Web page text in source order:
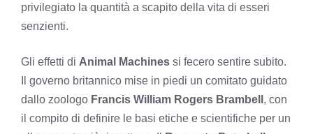
privilegiato la quantità a scapito della vita di esseri
senzienti.
Gli effetti di Animal Machines si fecero sentire subito.
Il governo britannico mise in piedi un comitato guidato
dallo zoologo Francis William Rogers Brambell , con
il compito di definire le basi etiche e scientifiche per un